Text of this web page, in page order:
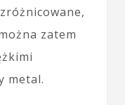
zatem
metal.